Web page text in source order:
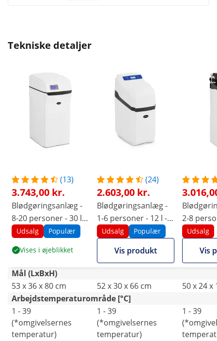
Tekniske detaljer
(13)
3.743,00 kr.
Blødgøringsanlæg -
8-20 personer - 30 l -
2,4-4,0 m3/t
Udsalg Populær
Vises i øjeblikket
(24)
2.603,00 kr.
Blødgøringsanlæg -
1-6 personer - 12 l -
1,4-2,6 m3/t
Udsalg Populær
Vis produkt
2-8
1,6-2,9
Udsalg
Vis
Mål (LxBxH)
53 x 36 x 80 cm
52 x 30 x 66 cm
50 x 24 x
Arbejdstemperaturområde [°C]
1 - 39
(*omgivelsernes
temperatur)
1 - 39
(*omgivelsernes
temperatur)
1 - 39